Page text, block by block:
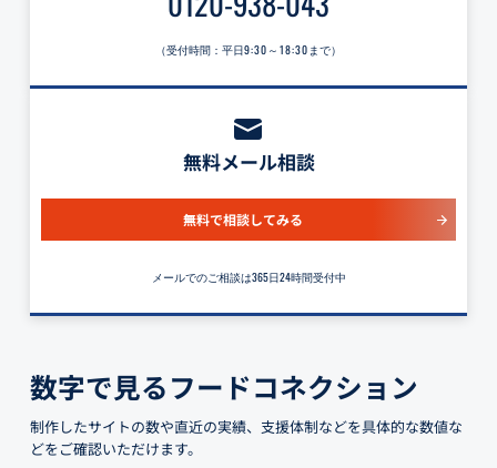
（受付時間：平日9:30～18:30 まで）
無料メール相談
無料で相談してみる
メールでのご相談は365日24時間受付中
数字で見るフードコネクション
制作したサイトの数や直近の実績、支援体制などを具体的な数値な
どをご確認いただけます。